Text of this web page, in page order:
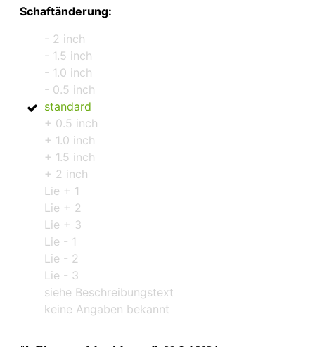
Schaftänderung:
- 2 inch
- 1.5 inch
- 1.0 inch
- 0.5 inch
standard
+ 0.5 inch
+ 1.0 inch
+ 1.5 inch
+ 2 inch
Lie + 1
Lie + 2
Lie + 3
Lie - 1
Lie - 2
Lie - 3
siehe Beschreibungstext
keine Angaben bekannt